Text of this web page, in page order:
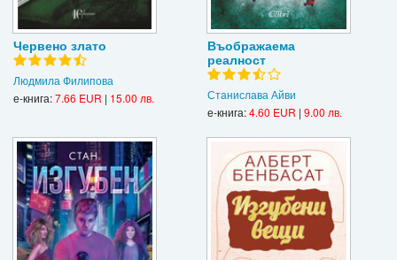
Червено злато
Людмила Филипова
е-книга:7.66 EUR | 15.00 лв.
Въображаема
реалност
Станислава Айви
е-книга:4.60 EUR | 9.00 лв.